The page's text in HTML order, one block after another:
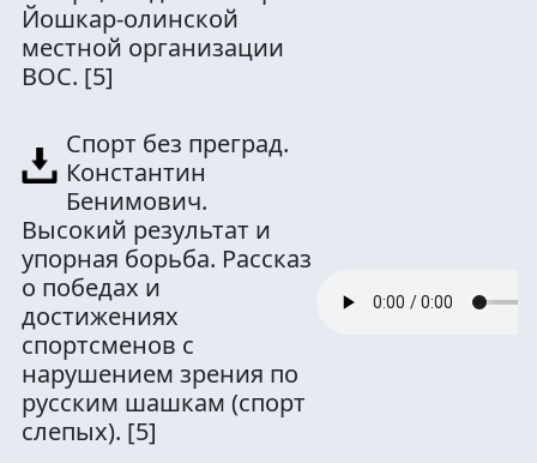
Йошкар-олинской
местной организации
ВОС. [5]
Спорт без преград.
Константин
Бенимович.
Высокий результат и
упорная борьба. Рассказ
о победах и
достижениях
спортсменов с
нарушением зрения по
русским шашкам (спорт
слепых). [5]